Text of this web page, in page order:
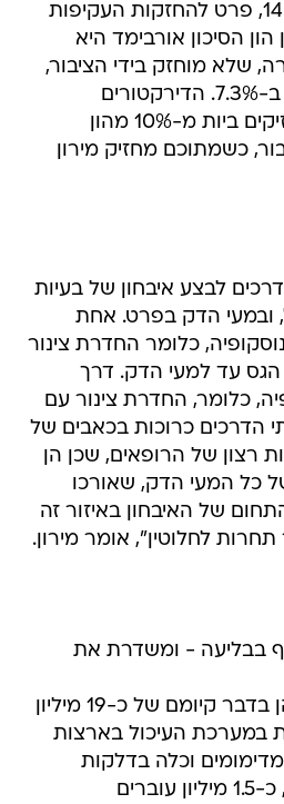
מחזיקה ישירות ב-14.6%, פרט להחזקות העקיפות
הסיכון אורבימד היא
החברה, שלא מוחזק בידי הציבור,
ואלרון מחזיקה ישירות ב-7.3%. הדירקטורים
והמנהלים בחברה מחזיקים ביות מ-10% מהון
כשמתוכם מחזיק מירון
לבצע איבחון של בעיות
ובמעי הדק בפרט. אחת
כלומר החדרת צינור
עד למעי הדק. דרך
כלומר, החדרת צינור עם
הדרכים כרוכות בכאבים של
רצון של הרופאים, שכן הן
כל המעי הדק, שאורכו
התחום של האיבחון באיזור זה
לחלוטין", אומר מירון.
בבליעה - ומשדרת את
נכון להיום, ההערכות הן בדבר קיומם של כ-19 מיליון
במערכת העיכול בארצות
וכלה בדלקות
כרוניות. מתוך כמות זו, כ-1.5 מיליון עוברים